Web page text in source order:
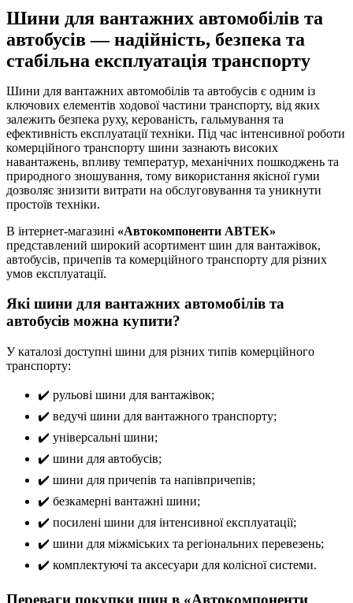
Шини для вантажних автомобілів та
автобусів — надійність, безпека та
стабільна експлуатація транспорту
Шини для вантажних автомобілів та автобусів є одним із
ключових елементів ходової частини транспорту, від яких
залежить безпека руху, керованість, гальмування та
ефективність експлуатації техніки. Під час інтенсивної роботи
комерційного транспорту шини зазнають високих
навантажень, впливу температур, механічних пошкоджень та
природного зношування, тому використання якісної гуми
дозволяє знизити витрати на обслуговування та уникнути
простоїв техніки.
В інтернет-магазині «Автокомпоненти АВТЕК»
представлений широкий асортимент шин для вантажівок,
автобусів, причепів та комерційного транспорту для різних
умов експлуатації.
Які шини для вантажних автомобілів та
автобусів можна купити?
У каталозі доступні шини для різних типів комерційного
транспорту:
✔️ рульові шини для вантажівок;
✔️ ведучі шини для вантажного транспорту;
✔️ універсальні шини;
✔️ шини для автобусів;
✔️ шини для причепів та напівпричепів;
✔️ безкамерні вантажні шини;
✔️ посилені шини для інтенсивної експлуатації;
✔️ шини для міжміських та регіональних перевезень;
✔️ комплектуючі та аксесуари для колісної системи.
Переваги покупки шин в «Автокомпоненти